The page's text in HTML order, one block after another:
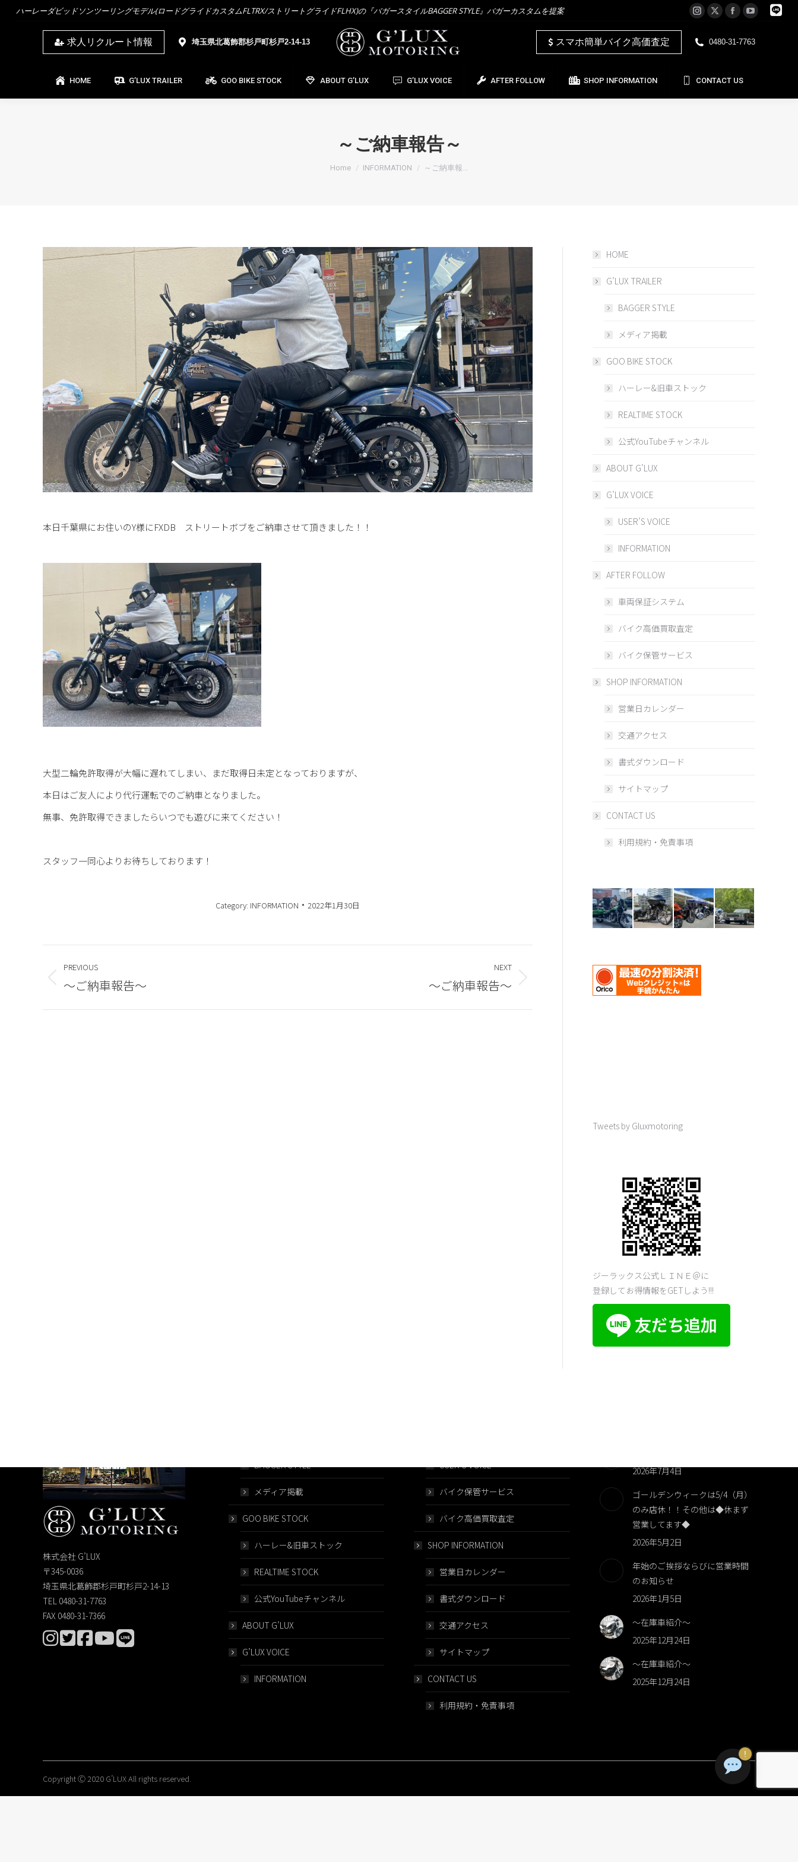
ハーレーダビッドソンツーリングモデル(ロードグライドカスタムFLTRX/ストリートグライドFLHX)の『バガースタイルBAGGER STYLE』バガーカスタムを提案
Instagram
opens
new
X
opens
new
Facebook
opens
new
YouTube
opens
求人リクルート情報 埼玉県北葛飾郡杉戸町杉戸2-14-13 スマホ簡単バイク高価査定 0480-31-7763
HOME G’LUX TRAILER GOO BIKE STOCK ABOUT G’LUX G’LUX VOICE AFTER FOLLOW SHOP INFORMATION CONTACT US
～ご納車報告～
You are here:
Home INFORMATION ～ご納車報…
本日千葉県にお住いのY様にFXDB ストリートボブをご納車させて頂きました！！
大型二輪免許取得が大幅に遅れてしまい、まだ取得日未定となっておりますが、
本日はご友人により代行運転でのご納車となりました。
無事、免許取得できましたらいつでも遊びに来てください！
スタッフ一同心よりお待ちしております！
Category: INFORMATION 2022年1月30日
navigation
PREVIOUS
Previous
～ご納車報告～
NEXT
～ご納車報告～
HOME
G’LUX TRAILER
BAGGER STYLE
メディア掲載
GOO BIKE STOCK
ハーレー&旧車ストック
REALTIME STOCK
公式YouTubeチャンネル
ABOUT G’LUX
G’LUX VOICE
USER’S VOICE
INFORMATION
AFTER FOLLOW
車両保証システム
バイク高価買取査定
バイク保管サービス
SHOP INFORMATION
営業日カレンダー
交通アクセス
書式ダウンロード
サイトマップ
CONTACT US
利用規約・免責事項
Tweets by Gluxmotoring
ジーラックス公式ＬＩＮＥ＠に
登録してお得情報をGETしよう!!!
株式会社 G’LUX
〒345-0036
埼玉県北葛飾郡杉戸町杉戸2-14-13
TEL 0480-31-7763
FAX 0480-31-7366
BAGGER STYLE
メディア掲載
GOO BIKE STOCK
ハーレー&旧車ストック
REALTIME STOCK
公式YouTubeチャンネル
ABOUT G’LUX
G’LUX VOICE
INFORMATION
USER’S VOICE
バイク保管サービス
バイク高価買取査定
SHOP INFORMATION
営業日カレンダー
書式ダウンロード
交通アクセス
サイトマップ
CONTACT US
利用規約・免責事項
2026年7月4日
ゴールデンウィークは5/4（月）
のみ店休！！その他は◆休まず
営業してます◆
2026年5月2日
年始のご挨拶ならびに営業時間
のお知らせ
2026年1月5日
～在庫車紹介～
2025年12月24日
～在庫車紹介～
2025年12月24日
Copyright Ⓒ 2020 G’LUX All rights reserved.
!
CONTACT US